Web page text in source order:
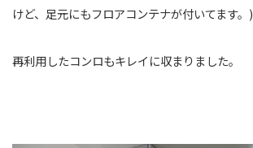
けど、足元にもフロアコンテナが付いてます。)
再利用したコンロもキレイに収まりました。